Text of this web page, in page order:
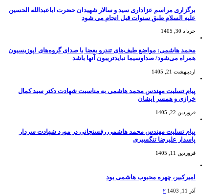
برگزاری مراسم عزاداری سید و سالار شهیدان حضرت اباعبدالله الحسین
علیه السلام طبق سنوات قبل انجام می شود
خرداد 30, 1405
محمد هاشمی: مواضع طیف‌های تندرو بعضا با صدای گروه‌های اپوزیسیون
همراه می‌شود/ صداوسیما نبایدتریبون آنها باشد
اردیبهشت 21, 1405
پیام تسلیت مهندس محمد هاشمی به مناسبت شهادت دکتر سید کمال
خرازی و همسر ایشان
فروردین 22, 1405
پیام تسلیت مهندس محمد هاشمی رفسنجانی در مورد شهادت سردار
پاسدار علیرضا تنگسیری
فروردین 11, 1405
امیرکبیر، چهره محبوب هاشمی بود
آذر 11, 1403 ۲